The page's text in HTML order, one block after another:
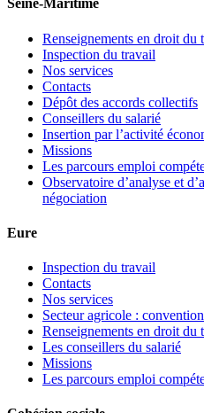
Seine-Maritime
Renseignements en droit du
Inspection du travail
Nos services
Contacts
Dépôt des accords collectifs
Conseillers du salarié
Insertion par l’activité
Missions
Les parcours emploi
Observatoire d’analyse et
négociation
Eure
Inspection du travail
Contacts
Nos services
Secteur agricole :
Renseignements en droit du
Les conseillers du salarié
Missions
Les parcours emploi